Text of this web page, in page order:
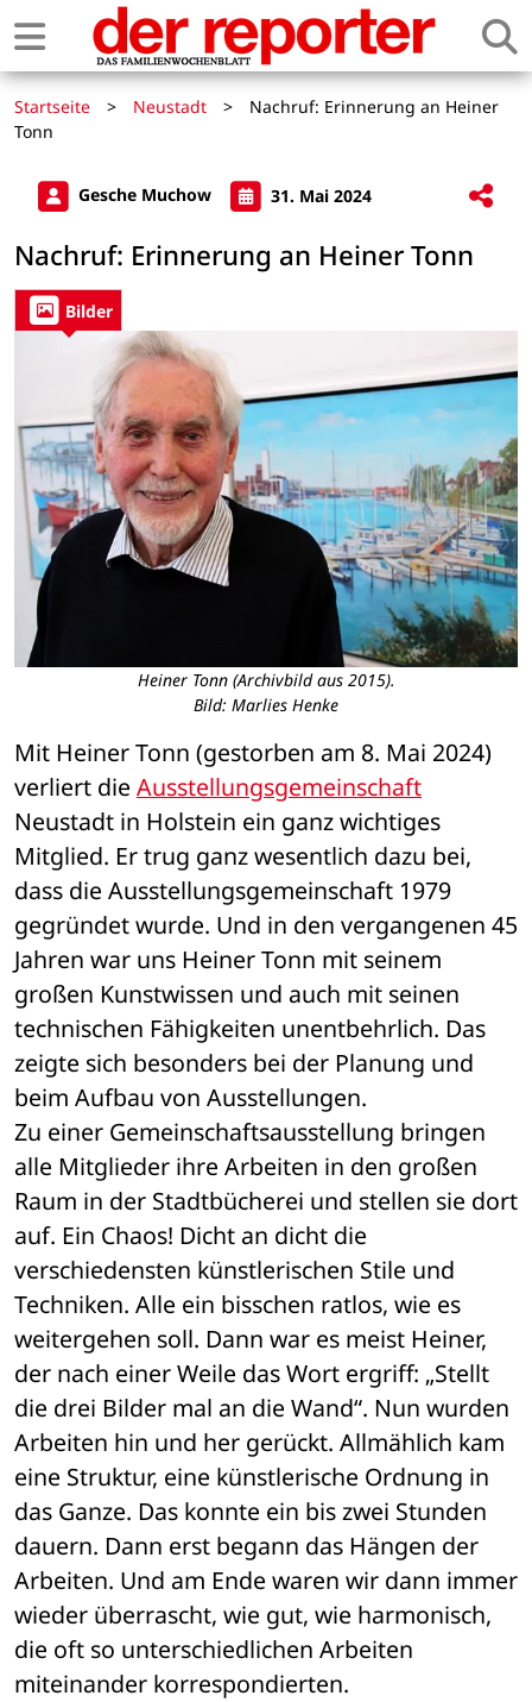
Startseite > Neustadt >
Nachruf: Erinnerung an Heiner
Tonn
Gesche Muchow 31. Mai 2024
Nachruf: Erinnerung an Heiner Tonn
Bilder
Heiner Tonn (Archivbild aus 2015).
Bild: Marlies Henke
Mit Heiner Tonn (gestorben am 8. Mai 2024)
verliert die Ausstellungsgemeinschaft
Neustadt in Holstein ein ganz wichtiges
Mitglied. Er trug ganz wesentlich dazu bei,
dass die Ausstellungsgemeinschaft 1979
gegründet wurde. Und in den vergangenen 45
Jahren war uns Heiner Tonn mit seinem
großen Kunstwissen und auch mit seinen
technischen Fähigkeiten unentbehrlich. Das
zeigte sich besonders bei der Planung und
beim Aufbau von Ausstellungen.
Zu einer Gemeinschaftsausstellung bringen
alle Mitglieder ihre Arbeiten in den großen
Raum in der Stadtbücherei und stellen sie dort
auf. Ein Chaos! Dicht an dicht die
verschiedensten künstlerischen Stile und
Techniken. Alle ein bisschen ratlos, wie es
weitergehen soll. Dann war es meist Heiner,
der nach einer Weile das Wort ergriff: „Stellt
die drei Bilder mal an die Wand“. Nun wurden
Arbeiten hin und her gerückt. Allmählich kam
eine Struktur, eine künstlerische Ordnung in
das Ganze. Das konnte ein bis zwei Stunden
dauern. Dann erst begann das Hängen der
Arbeiten. Und am Ende waren wir dann immer
wieder überrascht, wie gut, wie harmonisch,
die oft so unterschiedlichen Arbeiten
miteinander korrespondierten.